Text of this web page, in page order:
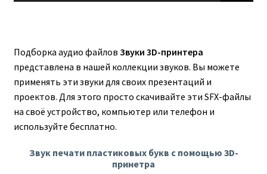
Подборка аудио файлов Звуки 3D-принтера
представлена в нашей коллекции звуков. Вы можете
применять эти звуки для своих презентаций и
проектов. Для этого просто скачивайте эти SFX-файлы
на своё устройство, компьютер или телефон и
используйте бесплатно.
Звук печати пластиковых букв с помощью 3D-
принетра